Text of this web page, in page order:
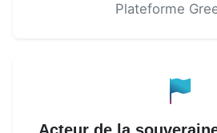
Plateforme